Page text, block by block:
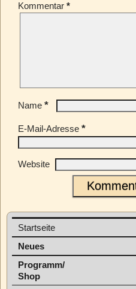
Kommentar *
Name *
E-Mail-Adresse *
Website
Startseite
Neues
Programm/
Shop